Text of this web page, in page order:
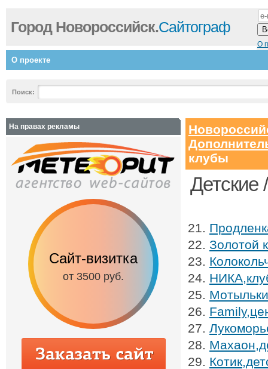
О
Город Новороссийск.Сайтограф
О проекте
Поиск:
клубы
Детские
Золотой
На правах рекламы
Сайт-визитка
от 3500 руб.
Сайт с
от 6500 руб.